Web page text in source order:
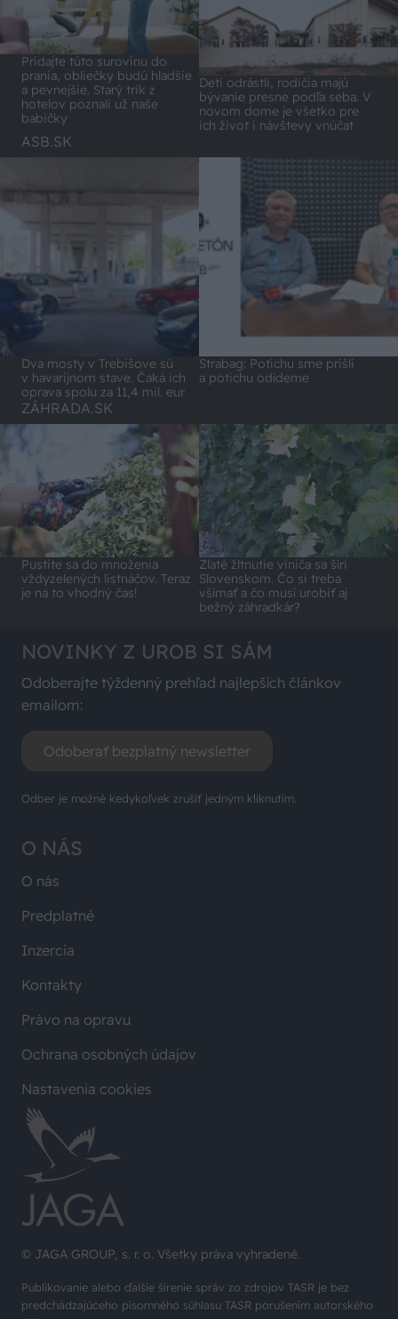
Pridajte túto surovinu do
prania, obliečky budú hladšie
a pevnejšie. Starý trik z
hotelov poznali už naše
babičky
Deti odrástli, rodičia majú
bývanie presne podľa seba. V
novom dome je všetko pre
ich život i návštevy vnúčat
ASB.SK
Dva mosty v Trebišove sú
v havarijnom stave. Čaká ich
oprava spolu za 11,4 mil. eur
Strabag: Potichu sme prišli
a potichu odídeme
ZÁHRADA.SK
Pustite sa do množenia
vždyzelených listnáčov. Teraz
je na to vhodný čas!
Zlaté žltnutie viniča sa šíri
Slovenskom. Čo si treba
všímať a čo musí urobiť aj
bežný záhradkár?
© JAGA GROUP, s. r. o. Všetky práva vyhradené.
Publikovanie alebo ďalšie šírenie správ zo zdrojov TASR je bez
predchádzajúceho písomného súhlasu TASR porušením autorského
O NÁS
O nás
Predplatné
Inzercia
Kontakty
Právo na opravu
Ochrana osobných údajov
Nastavenia cookies
NOVINKY Z UROB SI SÁM
Odoberajte týždenný prehľad najlepších článkov
emailom:
Odoberať bezplatný newsletter
Odber je možné kedykoľvek zrušiť jedným kliknutím.